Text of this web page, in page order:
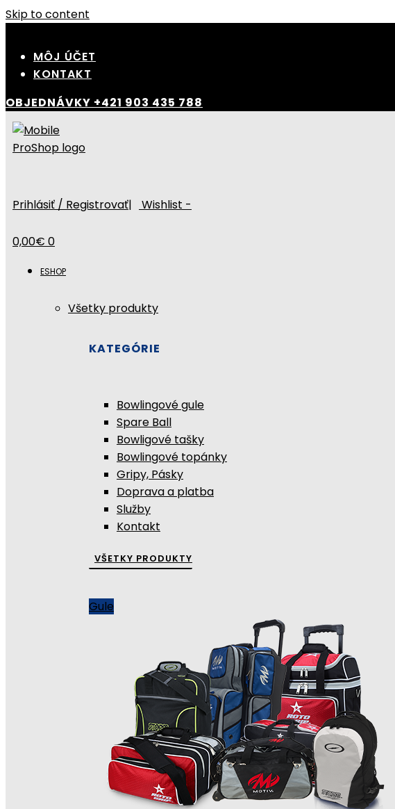
Skip to content
MÔJ ÚČET
KONTAKT
OBJEDNÁVKY +421 903 435 788
Prihlásiť / Registrovať| Wishlist -
0,00€ 0
ESHOP
Všetky produkty
KATEGÓRIE
Bowlingové gule
Spare Ball
Bowligové tašky
Bowlingové topánky
Gripy, Pásky
Doprava a platba
Služby
Kontakt
VŠETKY PRODUKTY
Gule